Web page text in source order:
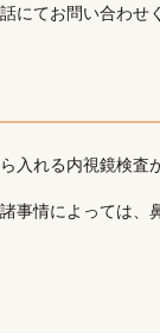
にてお問い合わせ
入れる内視鏡検査
事情によっては、